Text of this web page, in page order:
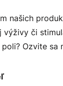
našich
výživy či
Ozvite sa